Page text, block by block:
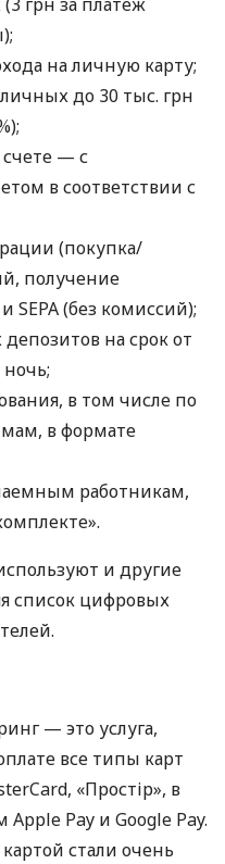
на личную карту;
до 30 тыс. грн
— с
в соответствии с
(покупка/
получение
SEPA (без комиссий);
на срок от
в том числе по
в формате
работникам,
и другие
список цифровых
— это услуга,
все типы карт
«Простір», в
Pay и Google Pay.
стали очень